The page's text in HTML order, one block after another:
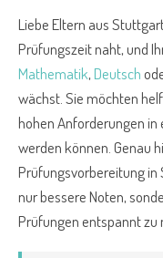
Liebe Eltern aus
Prüfungszeit naht, und
Mathematik,Deutsch
wächst. Sie möchten
hohen Anforderungen
werden können. Genau
Prüfungsvorbereitung in
nur bessere Noten,
Prüfungen entspannt zu